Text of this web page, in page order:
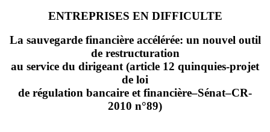
ENTREPRISES EN DIFFICULTE
La sauvegarde financière accélérée: un nouvel outil
de restructuration
au service du dirigeant (article 12 quinquies-projet
de loi
de régulation bancaire et financière–Sénat–CR-
2010 n°89)